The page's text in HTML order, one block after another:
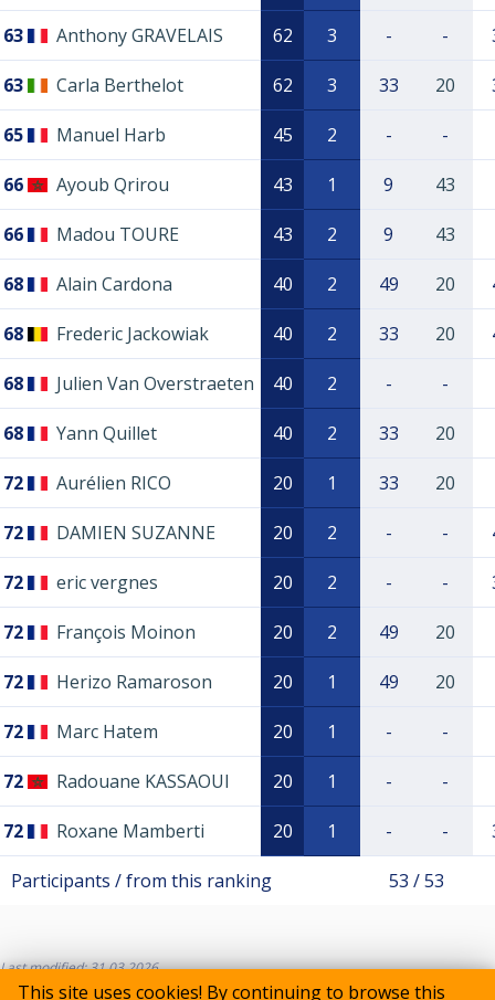
This site uses cookies! By continuing to browse this
63 Anthony GRAVELAIS 62 3 - -
63 Carla Berthelot 62 3 33 20
65 Manuel Harb 45 2 - -
66 Ayoub Qrirou 43 1 9 43
66 Madou TOURE 43 2 9 43
68 Alain Cardona 40 2 49 20
68 Frederic Jackowiak 40 2 33 20
68 Julien Van Overstraeten 40 2 - -
68 Yann Quillet 40 2 33 20
72 Aurélien RICO 20 1 33 20
72 DAMIEN SUZANNE 20 2 - -
72 eric vergnes 20 2 - -
72 François Moinon 20 2 49 20
72 Herizo Ramaroson 20 1 49 20
72 Marc Hatem 20 1 - -
72 Radouane KASSAOUI 20 1 - -
72 Roxane Mamberti 20 1 - -
Participants / from this ranking 53 / 53
Last modified: 31.03.2026